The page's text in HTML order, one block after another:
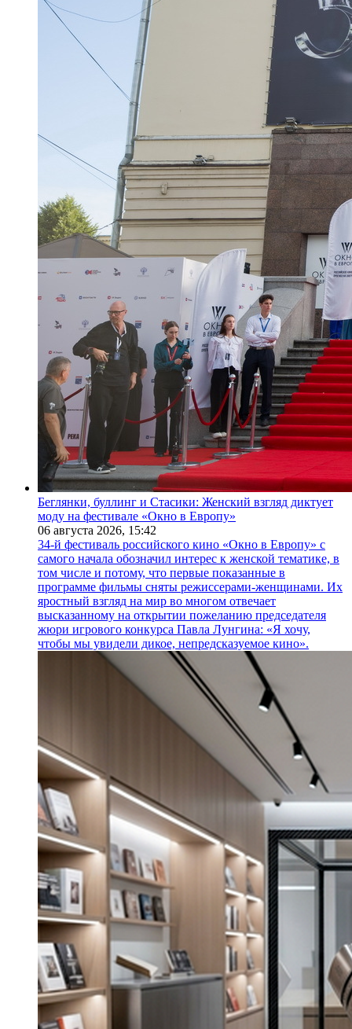
Беглянки, буллинг и Стасики: Женский взгляд диктует
моду на фестивале «Окно в Европу»
06 августа 2026, 15:42
34-й фестиваль российского кино «Окно в Европу» с
самого начала обозначил интерес к женской тематике, в
том числе и потому, что первые показанные в
программе фильмы сняты режиссерами-женщинами. Их
яростный взгляд на мир во многом отвечает
высказанному на открытии пожеланию председателя
жюри игрового конкурса Павла Лунгина: «Я хочу,
чтобы мы увидели дикое, непредсказуемое кино».